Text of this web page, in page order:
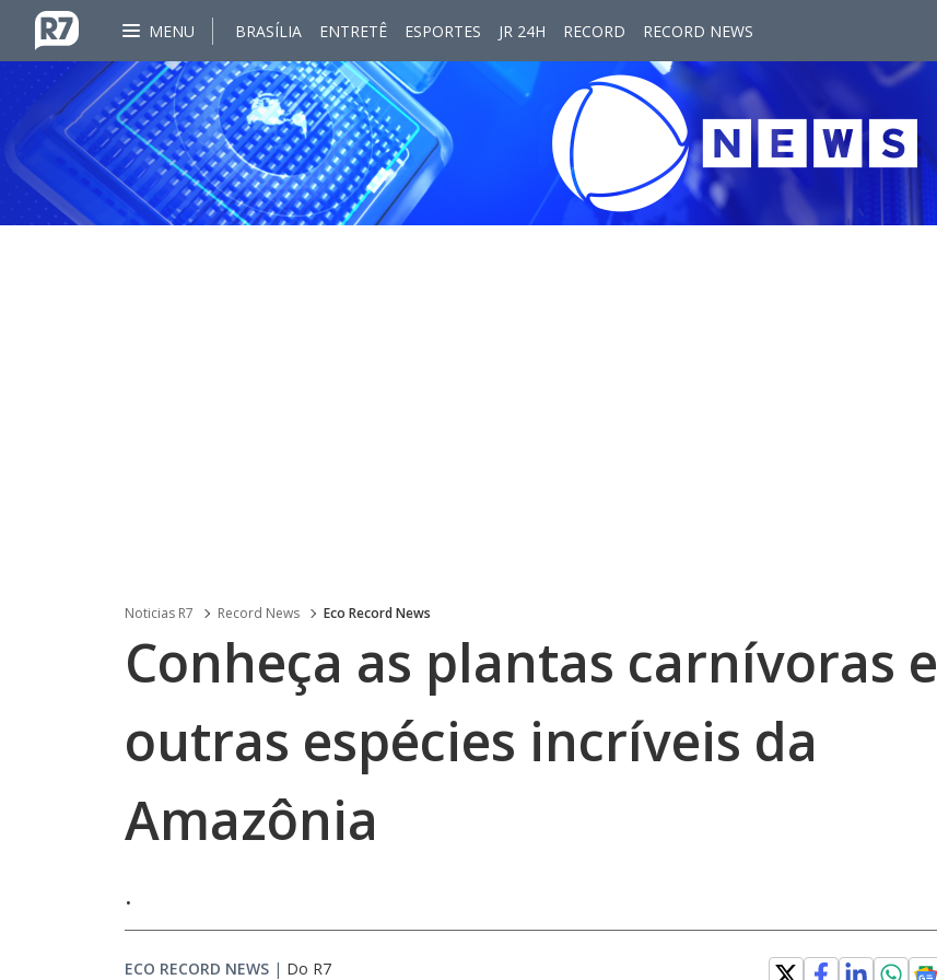
MENU BRASÍLIA ENTRETÊ ESPORTES JR 24H RECORD RECORD NEWS
Noticias R7 Record News Eco Record News
Conheça as plantas carnívoras e
outras espécies incríveis da
Amazônia
.
ECO RECORD NEWS | Do R7